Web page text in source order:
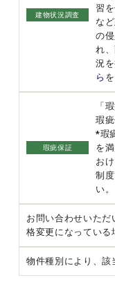
建物状況調査
習
な
の
れ
況
ら
瑕疵保証
「
瑕
*瑕
を
お
制
い。
お問い合わせいた
格変更になっている
物件種別により、該